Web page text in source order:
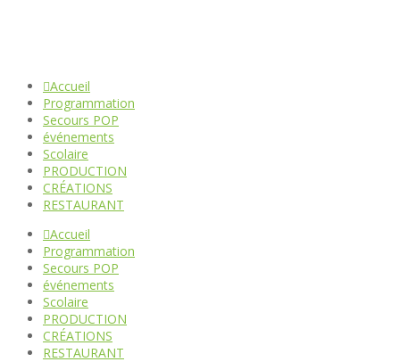
Accueil
Programmation
Secours POP
événements
Scolaire
PRODUCTION
CRÉATIONS
RESTAURANT
Accueil
Programmation
Secours POP
événements
Scolaire
PRODUCTION
CRÉATIONS
RESTAURANT